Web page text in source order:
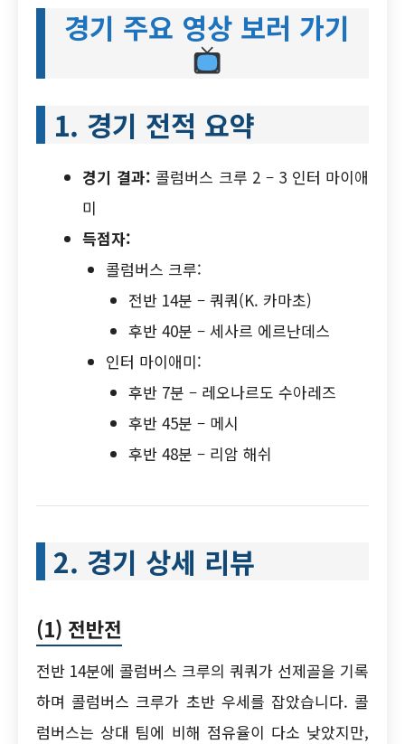
경기 주요 영상 보러 가기
1. 경기 전적 요약
경기 결과: 콜럼버스 크루 2 – 3 인터 마이애
미
득점자:
콜럼버스 크루:
전반 14분 – 쿼쿼(K. 카마초)
후반 40분 – 세사르 에르난데스
인터 마이애미:
후반 7분 – 레오나르도 수아레즈
후반 45분 – 메시
후반 48분 – 리암 해쉬
2. 경기 상세 리뷰
(1) 전반전
전반 14분에 콜럼버스 크루의 쿼쿼가 선제골을 기록
하며 콜럼버스 크루가 초반 우세를 잡았습니다. 콜
럼버스는 상대 팀에 비해 점유율이 다소 낮았지만,